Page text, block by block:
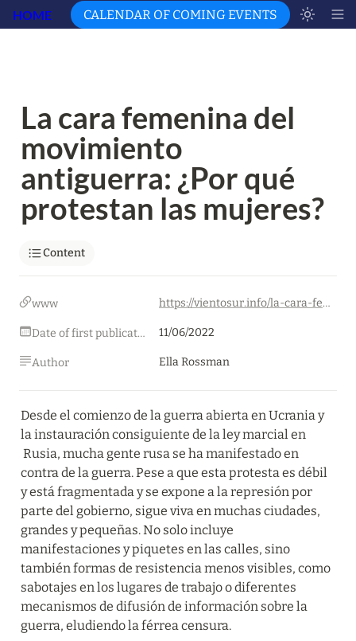
HOME CALENDAR OF COMING EVENTS
La cara femenina del
movimiento
antiguerra: ¿Por qué
protestan las mujeres?
Content
www https://vientosur.info/la-cara-femenina-del-movimiento-antiguerra-por-que-protestan-las-mujeres/
Date of first publication 11/06/2022
Author Ella Rossman
Desde el comienzo de la guerra abierta en Ucrania y
la instauración consiguiente de la ley marcial en
Rusia, mucha gente rusa se ha manifestado en
contra de la guerra. Pese a que esta protesta es débil
y está fragmentada y se expone a la represión por
parte del gobierno, sigue viva en muchas ciudades,
grandes y pequeñas. No solo incluye
manifestaciones y piquetes en las calles, sino
también formas de resistencia menos visibles, como
sabotajes en los lugares de trabajo o diferentes
mecanismos de difusión de información sobre la
guerra, eludiendo la férrea censura.